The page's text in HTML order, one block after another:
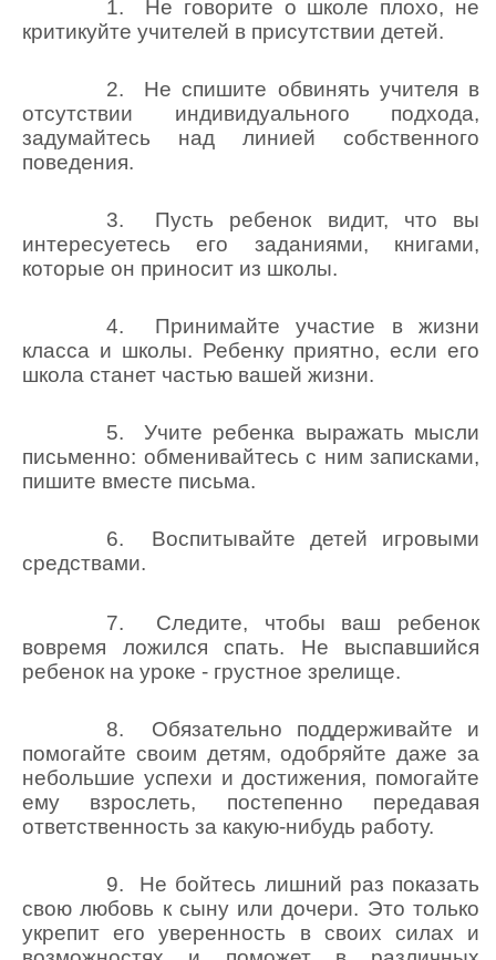
1. Не говорите о школе плохо, не
критикуйте учителей в присутствии детей.
2. Не спишите обвинять учителя в
отсутствии индивидуального подхода,
задумайтесь над линией собственного
поведения.
3. Пусть ребенок видит, что вы
интересуетесь его заданиями, книгами,
которые он приносит из школы.
4. Принимайте участие в жизни
класса и школы. Ребенку приятно, если его
школа станет частью вашей жизни.
5. Учите ребенка выражать мысли
письменно: обменивайтесь с ним записками,
пишите вместе письма.
6. Воспитывайте детей игровыми
средствами.
7. Следите, чтобы ваш ребенок
вовремя ложился спать. Не выспавшийся
ребенок на уроке - грустное зрелище.
8. Обязательно поддерживайте и
помогайте своим детям, одобряйте даже за
небольшие успехи и достижения, помогайте
ему взрослеть, постепенно передавая
ответственность за какую-нибудь работу.
9. Не бойтесь лишний раз показать
свою любовь к сыну или дочери. Это только
укрепит его уверенность в своих силах и